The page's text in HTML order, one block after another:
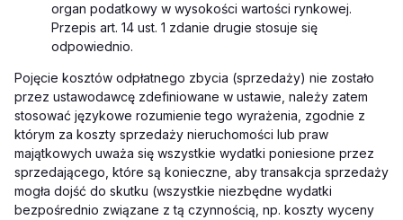
organ podatkowy w wysokości wartości rynkowej.
Przepis art. 14 ust. 1 zdanie drugie stosuje się
odpowiednio.
Pojęcie kosztów odpłatnego zbycia (sprzedaży) nie zostało
przez ustawodawcę zdefiniowane w ustawie, należy zatem
stosować językowe rozumienie tego wyrażenia, zgodnie z
którym za koszty sprzedaży nieruchomości lub praw
majątkowych uważa się wszystkie wydatki poniesione przez
sprzedającego, które są konieczne, aby transakcja sprzedaży
mogła dojść do skutku (wszystkie niezbędne wydatki
bezpośrednio związane z tą czynnością, np. koszty wyceny